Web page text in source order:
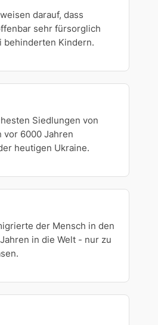
darauf, dass
sehr fürsorglich
behinderten Kindern.
Siedlungen von
vor 6000 Jahren
heutigen Ukraine.
der Mensch in den
in die Welt - nur zu